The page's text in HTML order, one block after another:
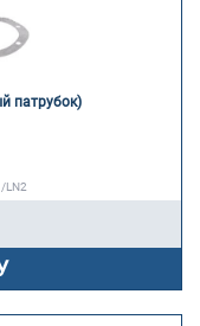
патрубок)
LN2